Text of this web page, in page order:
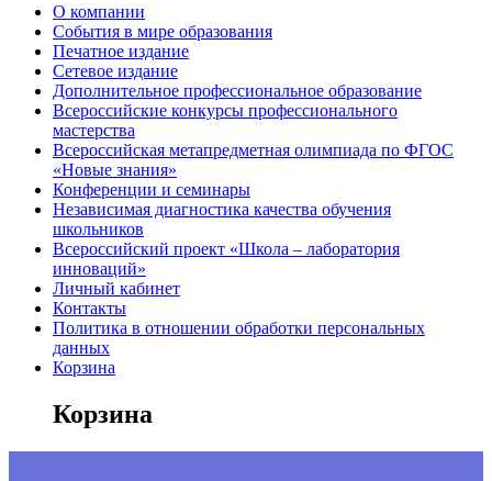
О компании
События в мире образования
Печатное издание
Сетевое издание
Дополнительное профессиональное образование
Всероссийские конкурсы профессионального
мастерства
Всероссийская метапредметная олимпиада по ФГОС
«Новые знания»
Конференции и семинары
Независимая диагностика качества обучения
школьников
Всероссийский проект «Школа – лаборатория
инноваций»
Личный кабинет
Контакты
Политика в отношении обработки персональных
данных
Корзина
Корзина